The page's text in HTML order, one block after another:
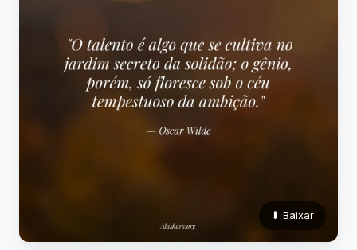
⬇ Baixar